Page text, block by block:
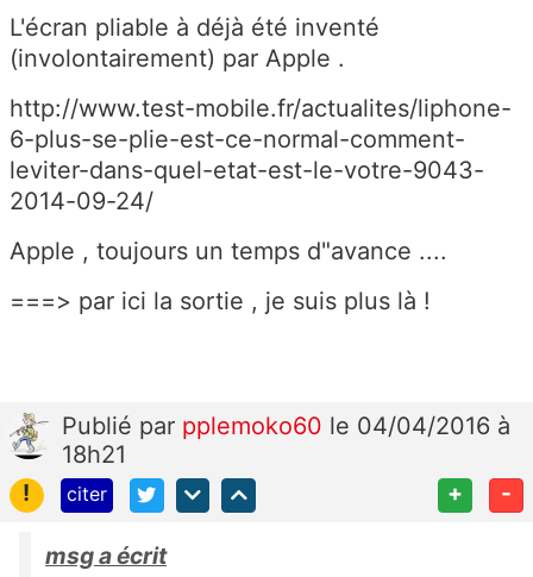
L'écran pliable à déjà été inventé
(involontairement) par Apple .
http://www.test-mobile.fr/actualites/liphone-
6-plus-se-plie-est-ce-normal-comment-
leviter-dans-quel-etat-est-le-votre-9043-
2014-09-24/
Apple , toujours un temps d"avance ....
===> par ici la sortie , je suis plus là !
Publié par pplemoko60 le 04/04/2016 à
18h21
!
citer + -
msg a écrit